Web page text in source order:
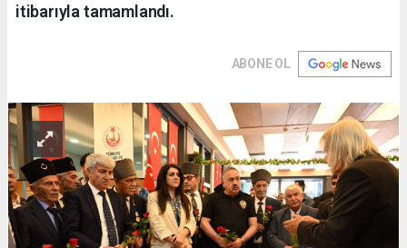
itibarıyla tamamlandı.
ABONE OL